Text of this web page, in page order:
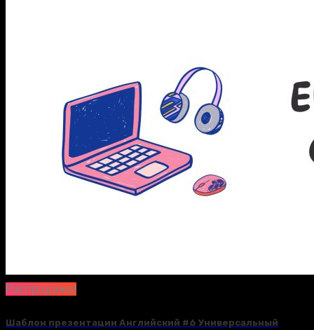
Распродажа!
Шаблон презентации Английский #6 Универсальный